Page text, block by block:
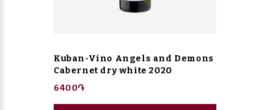
Kuban-Vino Angels and Demons
Cabernet dry white 2020
6400֏